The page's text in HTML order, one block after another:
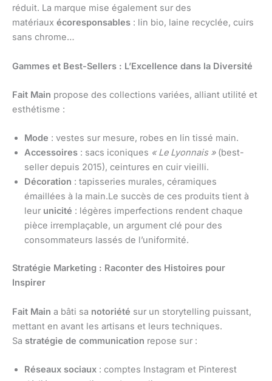
réduit. La marque mise également sur des
matériaux écoresponsables : lin bio, laine recyclée, cuirs
sans chrome…
Gammes et Best-Sellers : L’Excellence dans la Diversité
Fait Main propose des collections variées, alliant utilité et
esthétisme :
Mode : vestes sur mesure, robes en lin tissé main.
Accessoires : sacs iconiques « Le Lyonnais »(best-
seller depuis 2015), ceintures en cuir vieilli.
Décoration : tapisseries murales, céramiques
émaillées à la main.Le succès de ces produits tient à
leur unicité : légères imperfections rendent chaque
pièce irremplaçable, un argument clé pour des
consommateurs lassés de l’uniformité.
Stratégie Marketing : Raconter des Histoires pour
Inspirer
Fait Main a bâti sa notoriété sur un storytelling puissant,
mettant en avant les artisans et leurs techniques.
Sa stratégie de communication repose sur :
Réseaux sociaux : comptes Instagram et Pinterest